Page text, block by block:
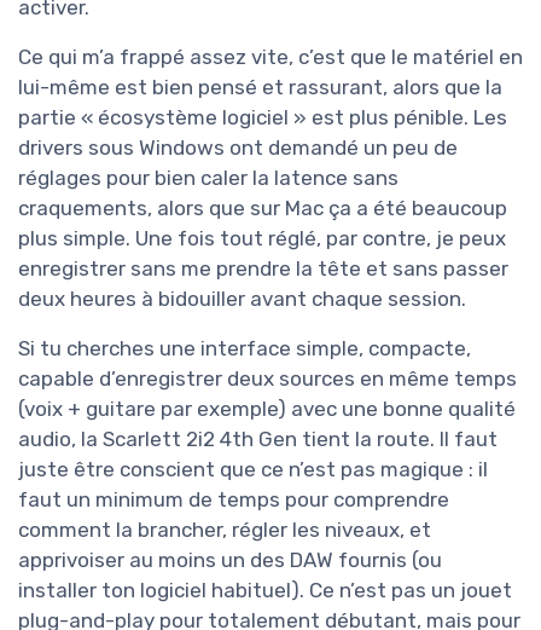
activer.
Ce qui m’a frappé assez vite, c’est que le matériel en
lui-même est bien pensé et rassurant, alors que la
partie « écosystème logiciel » est plus pénible. Les
drivers sous Windows ont demandé un peu de
réglages pour bien caler la latence sans
craquements, alors que sur Mac ça a été beaucoup
plus simple. Une fois tout réglé, par contre, je peux
enregistrer sans me prendre la tête et sans passer
deux heures à bidouiller avant chaque session.
Si tu cherches une interface simple, compacte,
capable d’enregistrer deux sources en même temps
(voix + guitare par exemple) avec une bonne qualité
audio, la Scarlett 2i2 4th Gen tient la route. Il faut
juste être conscient que ce n’est pas magique : il
faut un minimum de temps pour comprendre
comment la brancher, régler les niveaux, et
apprivoiser au moins un des DAW fournis (ou
installer ton logiciel habituel). Ce n’est pas un jouet
plug-and-play pour totalement débutant, mais pour